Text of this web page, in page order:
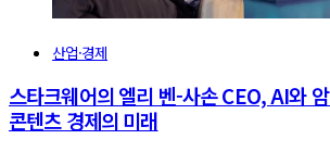
산업·경제
스타크웨어의 엘리 벤-사손 CEO, AI와
콘텐츠 경제의 미래